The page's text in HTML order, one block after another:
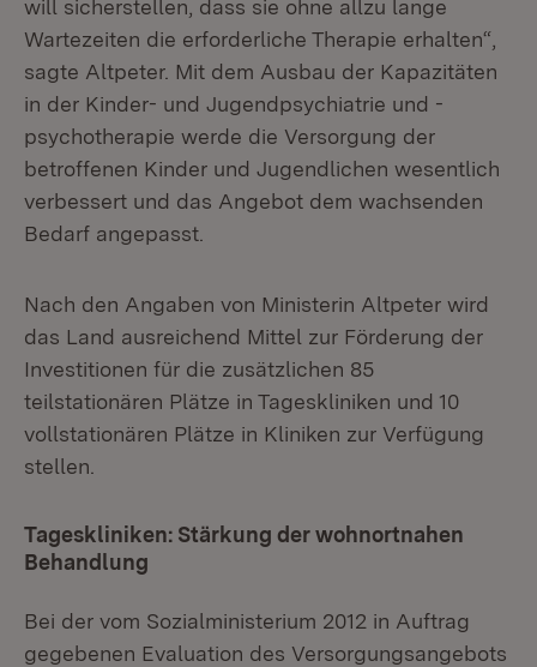
will sicherstellen, dass sie ohne allzu lange
Wartezeiten die erforderliche Therapie erhalten“,
sagte Altpeter. Mit dem Ausbau der Kapazitäten
in der Kinder- und Jugendpsychiatrie und -
psychotherapie werde die Versorgung der
betroffenen Kinder und Jugendlichen wesentlich
verbessert und das Angebot dem wachsenden
Bedarf angepasst.
Nach den Angaben von Ministerin Altpeter wird
das Land ausreichend Mittel zur Förderung der
Investitionen für die zusätzlichen 85
teilstationären Plätze in Tageskliniken und 10
vollstationären Plätze in Kliniken zur Verfügung
stellen.
Tageskliniken: Stärkung der wohnortnahen
Behandlung
Bei der vom Sozialministerium 2012 in Auftrag
gegebenen Evaluation des Versorgungsangebots